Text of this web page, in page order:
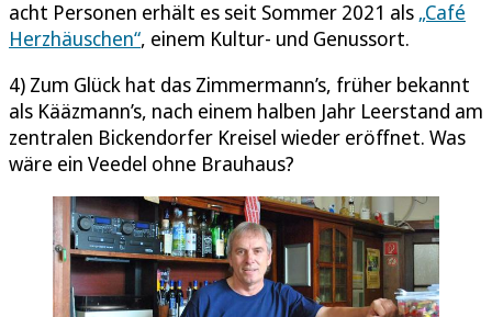
acht Personen erhält es seit Sommer 2021 als „Café
Herzhäuschen“, einem Kultur- und Genussort.
4) Zum Glück hat das Zimmermann’s, früher bekannt
als Kääzmann’s, nach einem halben Jahr Leerstand am
zentralen Bickendorfer Kreisel wieder eröffnet. Was
wäre ein Veedel ohne Brauhaus?